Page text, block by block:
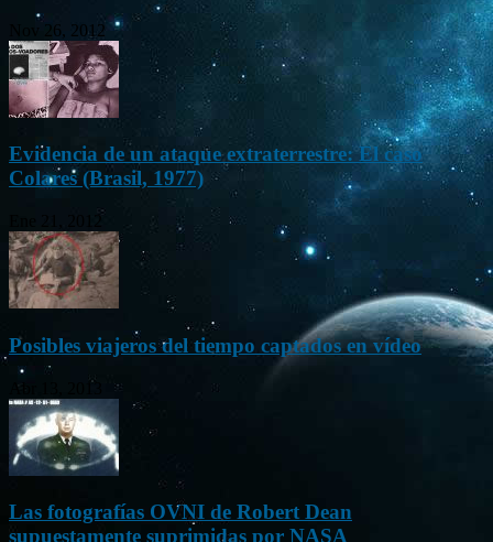
Nov 26, 2012
Evidencia de un ataque extraterrestre: El caso
Colares (Brasil, 1977)
Posibles viajeros del tiempo captados en vídeo
Abr 13, 2013
Las fotografías OVNI de Robert Dean
supuestamente suprimidas por NASA